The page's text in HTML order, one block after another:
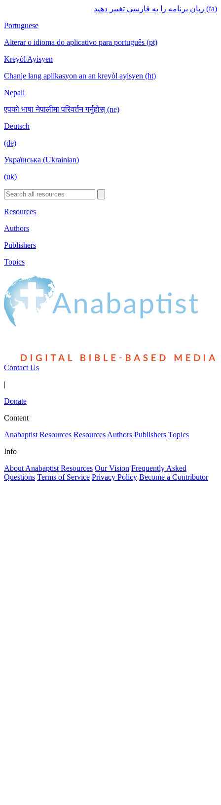
(fa) زبان برنامه را به فارسی تغییر دهید
Portuguese
Alterar o idioma do aplicativo para português (pt)
Kreyòl Ayisyen
Chanje lang aplikasyon an an kreyòl ayisyen (ht)
Nepali
एपको भाषा नेपालीमा परिवर्तन गर्नुहोस् (ne)
Deutsch
(de)
Українська (Ukrainian)
(uk)
Resources
Authors
Publishers
Topics
Contact Us
|
Donate
Content
Anabaptist Resources Resources Authors Publishers Topics
Info
About Anabaptist Resources Our Vision Frequently Asked
Questions Terms of Service Privacy Policy Become a Contributor